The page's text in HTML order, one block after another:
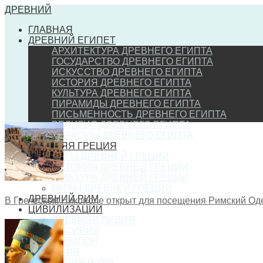
ДРЕВНИЙ
ГЛАВНАЯ
ДРЕВНИЙ ЕГИПЕТ
АРХИТЕКТУРА ДРЕВНЕГО ЕГИПТА
ГОСУДАРСТВО ДРЕВНЕГО ЕГИПТА
ИСКУССТВО ДРЕВНЕГО ЕГИПТА
ИСТОРИЯ ДРЕВНЕГО ЕГИПТА
КУЛЬТУРА ДРЕВНЕГО ЕГИПТА
ПИРАМИДЫ ДРЕВНЕГО ЕГИПТА
ПИСЬМЕННОСТЬ ДРЕВНЕГО ЕГИПТА
РЕЛИГИЯ ДРЕВНЕГО ЕГИПТА
ФАРАОНЫ ДРЕВНЕГО ЕГИПТА
ДРЕВНЯЯ ГРЕЦИЯ
ИГРЫ ДРЕВНЕЙ ГРЕЦИИ
ИСТОРИЯ ДРЕВНЕЙ ГРЕЦИИ
КУЛЬТУРА ДРЕВНЕЙ ГРЕЦИИ
ДРЕВНИЙ РИМ
ЦИВИЛИЗАЦИИ
ДРЕВНЯЯ ЛИВИЯ
АССИРИЯ
ВАВИЛОН
МАЙЯ
В Греческом Никополе открыт для посещения Римский